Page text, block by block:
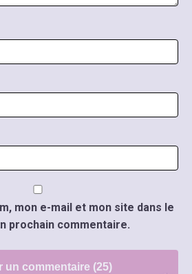
mon e-mail et mon site dans le
prochain commentaire.